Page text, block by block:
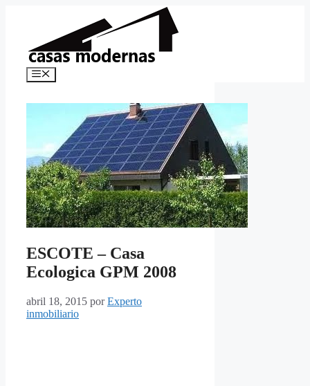
Menú
ESCOTE – Casa
Ecologica GPM 2008
abril 18, 2015 porExperto
inmobiliario